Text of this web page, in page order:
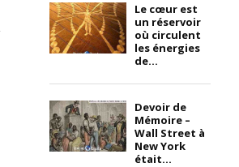
Le cœur est
un réservoir
où circulent
les énergies
de...
Devoir de
Mémoire –
Wall Street à
New York
était...